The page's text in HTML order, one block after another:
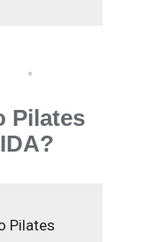
Pilates
Pilates